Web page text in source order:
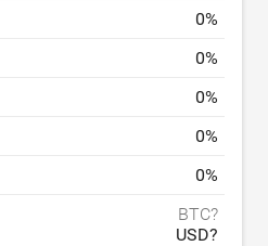
0%
0%
0%
0%
0%
BTC?
USD?